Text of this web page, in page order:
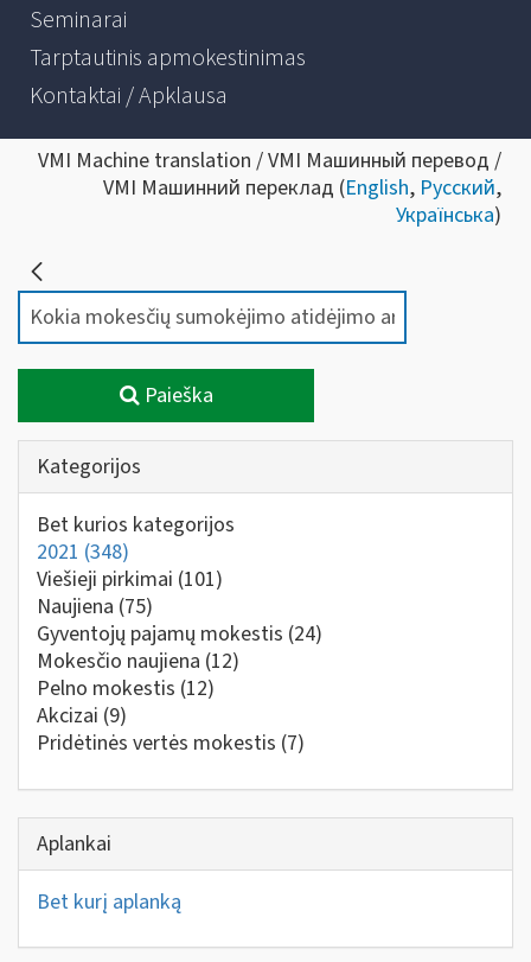
Seminarai
Tarptautinis apmokestinimas
Kontaktai / Apklausa
VMI Machine translation / VMI Машинный перевод /
VMI Машинний переклад (English, Русский,
Українська)
Paieška
Kategorijos
Bet kurios kategorijos
2021 (348)
Viešieji pirkimai (101)
Naujiena (75)
Gyventojų pajamų mokestis (24)
Mokesčio naujiena (12)
Pelno mokestis (12)
Akcizai (9)
Pridėtinės vertės mokestis (7)
Aplankai
Bet kurį aplanką